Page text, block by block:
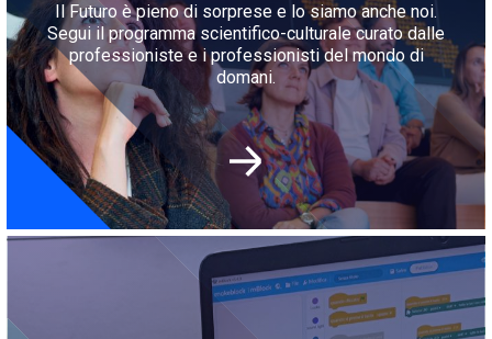
Il Futuro è pieno di sorprese e lo siamo anche noi.
Segui il programma scientifico-culturale curato dalle
professioniste e i professionisti del mondo di
domani.
Immagine